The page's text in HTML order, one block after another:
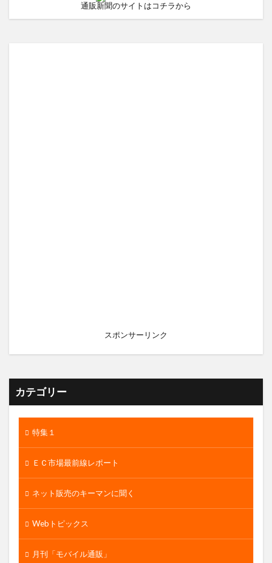
通販新聞のサイトはコチラから
スポンサーリンク
カテゴリー
特集１
ＥＣ市場最前線レポート
ネット販売のキーマンに聞く
Webトピックス
月刊「モバイル通販」